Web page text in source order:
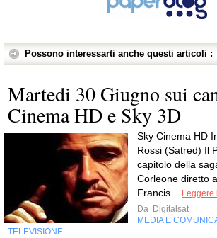
Possono interessarti anche questi articoli :
Martedi 30 Giugno sui
Cinema HD e Sky 3D
Sky Cinema HD
Rossi (Satred) Il
capitolo della
Corleone diretto
Francis...
Leggere
Da Digitalsat
MEDIA E
TELEVISIONE